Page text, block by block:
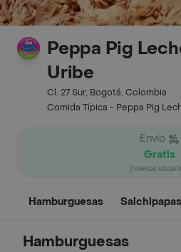
Peppa Pig
Uribe
Cl. 27 Sur, Bogotá, Colombia
Comida Típica - Peppa Pig
Envío
Gratis
(nuevos
Hamburguesas Salchipapas
Hamburguesas